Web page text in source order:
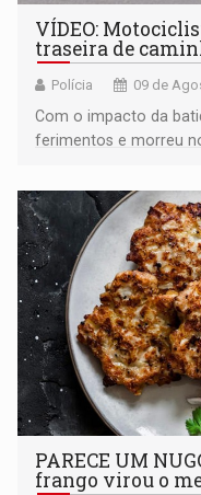
VÍDEO:
traseira de
Polícia 09 de
​Com o impacto da
ferimentos e morreu
PARECE UM
frango virou o